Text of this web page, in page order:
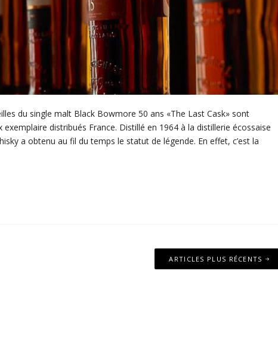
du single malt Black Bowmore 50 ans «The Last Cask» sont
distribués France. Distillé en 1964 à la distillerie écossaise
a obtenu au fil du temps le statut de légende. En effet, c’est la
ARTICLES PLUS RÉCENTS